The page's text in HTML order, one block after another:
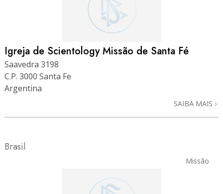
Igreja de Scientology Missão de Santa Fé
Saavedra 3198
C.P. 3000 Santa Fe
Argentina
SAIBA MAIS
Brasil
Missão